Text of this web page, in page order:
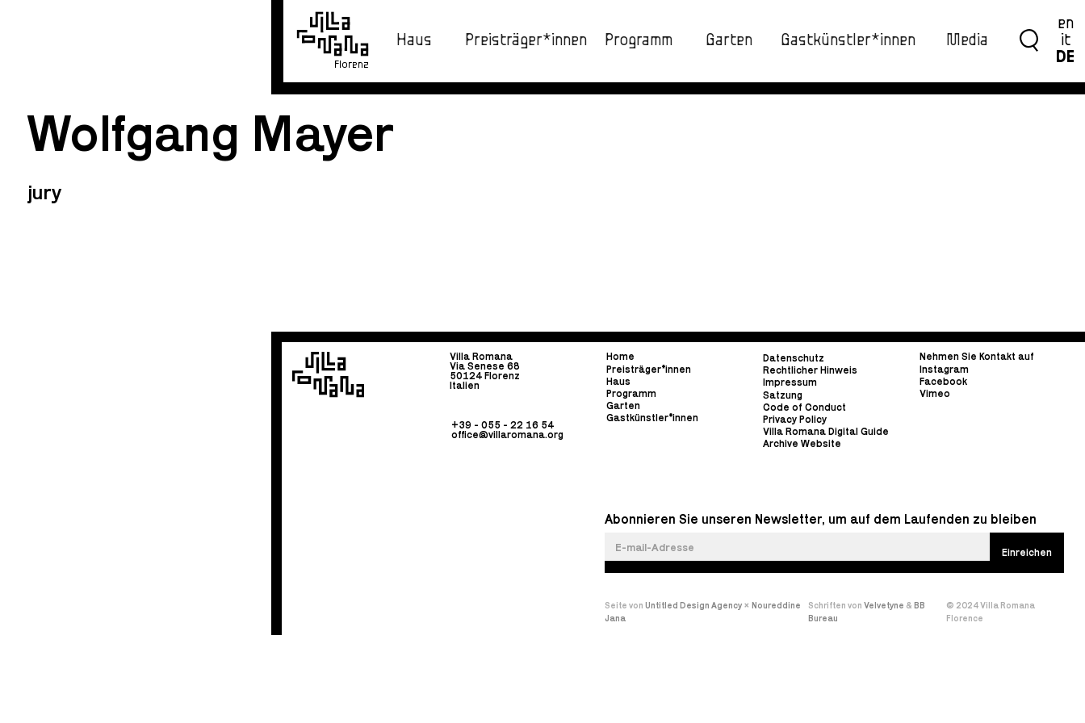
Florenz
Haus Preisträger*innen Programm Garten Gastkünstler*innen Media
en
it
DE
Wolfgang Mayer
jury
Villa Romana
Via Senese 68
50124 Florenz
Italien
+39 - 055 - 22 16 54
office@villaromana.org
Home
Preisträger*innen
Haus
Programm
Garten
Gastkünstler*innen
Datenschutz
Rechtlicher Hinweis
Impressum
Satzung
Code of Conduct
Privacy Policy
Villa Romana Digital Guide
Archive Website
Nehmen Sie Kontakt auf
Instagram
Facebook
Vimeo
Abonnieren Sie unseren Newsletter, um auf dem Laufenden zu bleiben
Seite von Untitled Design Agency× Noureddine
Jana
Schriften von Velvetyne & BB
Bureau
© 2024 Villa Romana
Florence